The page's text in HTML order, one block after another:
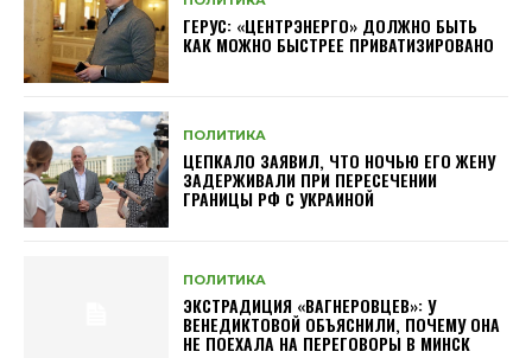
ГЕРУС: «ЦЕНТРЭНЕРГО» ДОЛЖНО БЫТЬ
КАК МОЖНО БЫСТРЕЕ ПРИВАТИЗИРОВАНО
ПОЛИТИКА
ЦЕПКАЛО ЗАЯВИЛ, ЧТО НОЧЬЮ ЕГО ЖЕНУ
ЗАДЕРЖИВАЛИ ПРИ ПЕРЕСЕЧЕНИИ
ГРАНИЦЫ РФ С УКРАИНОЙ
ПОЛИТИКА
ЭКСТРАДИЦИЯ «ВАГНЕРОВЦЕВ»: У
ВЕНЕДИКТОВОЙ ОБЪЯСНИЛИ, ПОЧЕМУ ОНА
НЕ ПОЕХАЛА НА ПЕРЕГОВОРЫ В МИНСК